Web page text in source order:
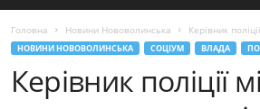
Головна Новини Нововолинська Керівник
НОВИНИ НОВОВОЛИНСЬКА СОЦІУМ ВЛАДА
Керівник поліції